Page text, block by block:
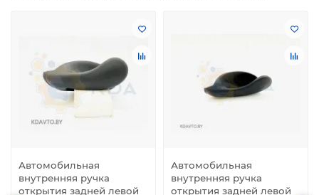
Автомобильная
внутренняя ручка
открытия задней левой
Автомобильная
внутренняя ручка
открытия задней левой